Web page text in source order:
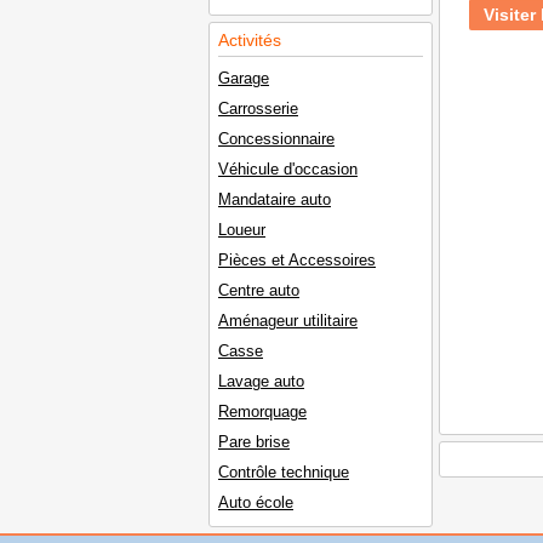
Activités
Garage
Carrosserie
Concessionnaire
Véhicule d'occasion
Mandataire auto
Loueur
Pièces et Accessoires
Centre auto
Aménageur utilitaire
Casse
Lavage auto
Remorquage
Pare brise
Contrôle technique
Auto école
Visiter